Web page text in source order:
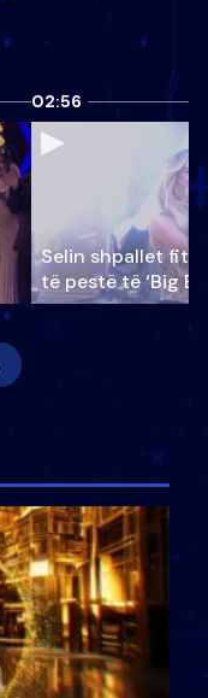
02:56
Selin shpallet
të pestë të ‘Big